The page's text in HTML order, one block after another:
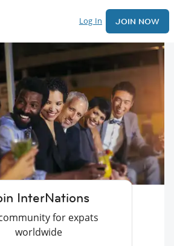
Log In JOIN NOW
InterNations
for expats
worldwide